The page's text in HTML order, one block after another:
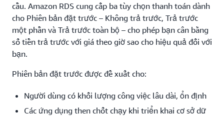
cầu. Amazon RDS cung cấp ba tùy chọn thanh toán dành
cho Phiên bản đặt trước – Không trả trước, Trả trước
một phần và Trả trước toàn bộ – cho phép bạn cân bằng
số tiền trả trước với giá theo giờ sao cho hiệu quả đối với
bạn.
Phiên bản đặt trước được đề xuất cho:
Người dùng có khối lượng công việc lâu dài, ổn định
Các ứng dụng then chốt chạy khi triển khai cơ sở dữ